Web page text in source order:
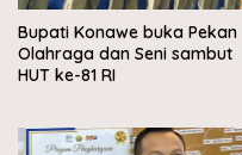
Bupati Konawe buka Pekan
Olahraga dan Seni sambut
HUT ke-81 RI